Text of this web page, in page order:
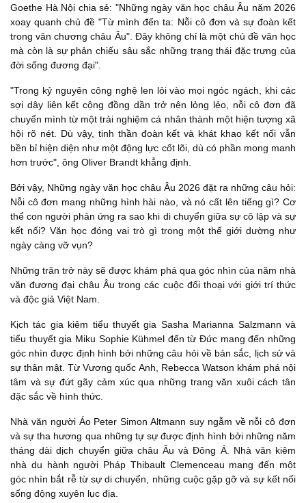
Goethe Hà Nội chia sẻ: "Những ngày văn học châu Âu năm 2026
xoay quanh chủ đề "Từ mình đến ta: Nỗi cô đơn và sự đoàn kết
trong văn chương châu Âu". Đây không chỉ là một chủ đề văn học
mà còn là sự phản chiếu sâu sắc những trạng thái đặc trưng của
đời sống đương đại".
"Trong kỷ nguyên công nghệ len lỏi vào mọi ngóc ngách, khi các
sợi dây liên kết cộng đồng dần trở nên lỏng lẻo, nỗi cô đơn đã
chuyển mình từ một trải nghiệm cá nhân thành một hiện tượng xã
hội rõ nét. Dù vậy, tinh thần đoàn kết và khát khao kết nối vẫn
bền bỉ hiện diện như một động lực cốt lõi, dù có phần mong manh
hơn trước", ông Oliver Brandt khẳng định.
Bởi vậy, Những ngày văn học châu Âu 2026 đặt ra những câu hỏi:
Nỗi cô đơn mang những hình hài nào, và nó cất lên tiếng gì? Cơ
thể con người phản ứng ra sao khi di chuyển giữa sự cô lập và sự
kết nối? Văn học đóng vai trò gì trong một thế giới dường như
ngày càng vỡ vụn?
Những trăn trở này sẽ được khám phá qua góc nhìn của năm nhà
văn đương đại châu Âu trong các cuộc đối thoại với giới trí thức
và độc giả Việt Nam.
Kịch tác gia kiêm tiểu thuyết gia Sasha Marianna Salzmann và
tiểu thuyết gia Miku Sophie Kühmel đến từ Đức mang đến những
góc nhìn được định hình bởi những câu hỏi về bản sắc, lịch sử và
sự thân mật. Từ Vương quốc Anh, Rebecca Watson khám phá nội
tâm và sự đứt gãy cảm xúc qua những trang văn xuôi cách tân
đặc sắc về hình thức.
Nhà văn người Áo Peter Simon Altmann suy ngẫm về nỗi cô đơn
và sự tha hương qua những tự sự được định hình bởi những năm
tháng dài dịch chuyển giữa châu Âu và Đông Á. Nhà văn kiêm
nhà du hành người Pháp Thibault Clemenceau mang đến một
góc nhìn bắt rễ từ sự di chuyển, những cuộc gặp gỡ và sự kết nối
sống động xuyên lục địa.